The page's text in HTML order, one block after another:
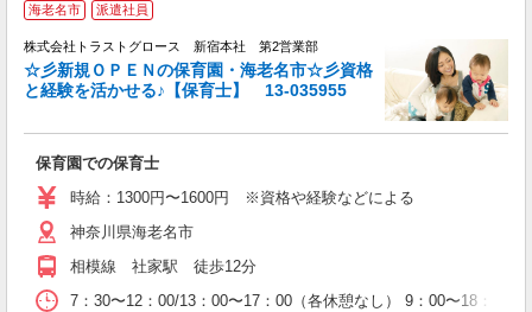
海老名市 派遣社員
株式会社トラストグロース 新宿本社 第2営業部
☆彡新規ＯＰＥＮの保育園・海老名市☆彡資格
と経験を活かせる♪【保育士】 13-035955
保育園での保育士
時給：1300円〜1600円 ※資格や経験などによる
神奈川県海老名市
相模線 社家駅 徒歩12分
7：30〜12：00/13：00〜17：00（各休憩なし） 9：00〜18：00